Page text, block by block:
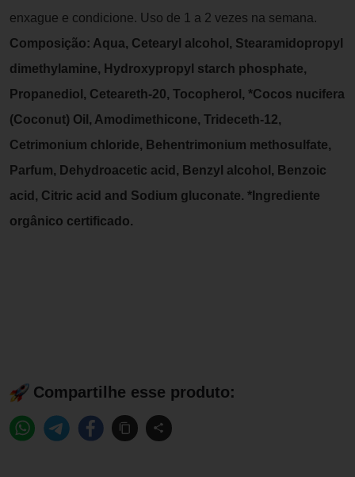
enxague e condicione. Uso de 1 a 2 vezes na semana.
Composição: Aqua, Cetearyl alcohol, Stearamidopropyl
dimethylamine, Hydroxypropyl starch phosphate,
Propanediol, Ceteareth-20, Tocopherol, *Cocos nucifera
(Coconut) Oil, Amodimethicone, Trideceth-12,
Cetrimonium chloride, Behentrimonium methosulfate,
Parfum, Dehydroacetic acid, Benzyl alcohol, Benzoic
acid, Citric acid and Sodium gluconate. *Ingrediente
orgânico certificado.
Compartilhe esse produto: